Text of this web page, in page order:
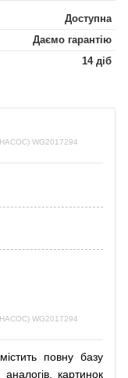
Доступна
Даємо гарантію
14 діб
WG2017294
WG2017294
містить повну базу
аналогів,
картинок